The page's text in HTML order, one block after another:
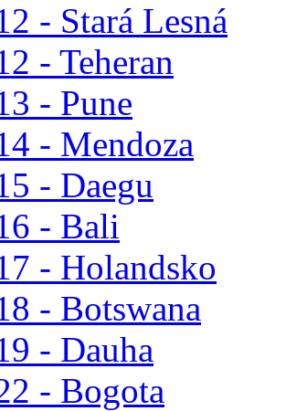
- Stará Lesná
- Teheran
- Pune
- Mendoza
- Daegu
- Bali
- Holandsko
- Botswana
- Dauha
- Bogota